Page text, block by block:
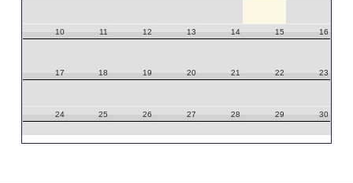
10 11 12 13 14 15 16
17 18 19 20 21 22 23
24 25 26 27 28 29 30